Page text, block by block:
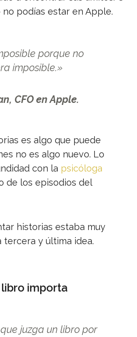
podías estar en Apple.
porque no
imposible.»
CFO en Apple.
es algo que puede
no es algo nuevo. Lo
con la psicóloga
de los episodios del
historias estaba muy
tercera y última idea.
importa
juzga un libro por